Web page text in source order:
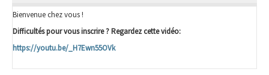
Bienvenue chez vous !
Difficultés pour vous inscrire ? Regardez cette vidéo:
https://youtu.be/_H7Ewn55OVk